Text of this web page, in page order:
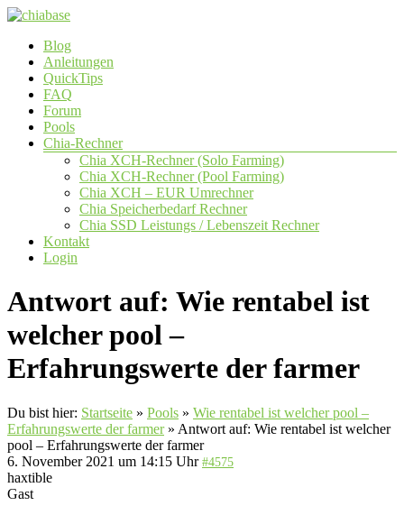
Zum
springen
chiabase
CHIA
Info-
Community
Seite
Menü
Blog
Anleitungen
QuickTips
FAQ
Forum
Pools
Chia-Rechner
Chia XCH-Rechner (Solo Farming)
Chia XCH-Rechner (Pool Farming)
Chia XCH – EUR Umrechner
Chia Speicherbedarf Rechner
Chia SSD Leistungs / Lebenszeit Rechner
Kontakt
Login
Antwort auf: Wie rentabel ist
welcher pool –
Erfahrungswerte der farmer
Du bist hier: Startseite » Pools » Wie rentabel ist welcher pool –
Erfahrungswerte der farmer» Antwort auf: Wie rentabel ist welcher
pool – Erfahrungswerte der farmer
6. November 2021 um 14:15 Uhr #4575
haxtible
Gast